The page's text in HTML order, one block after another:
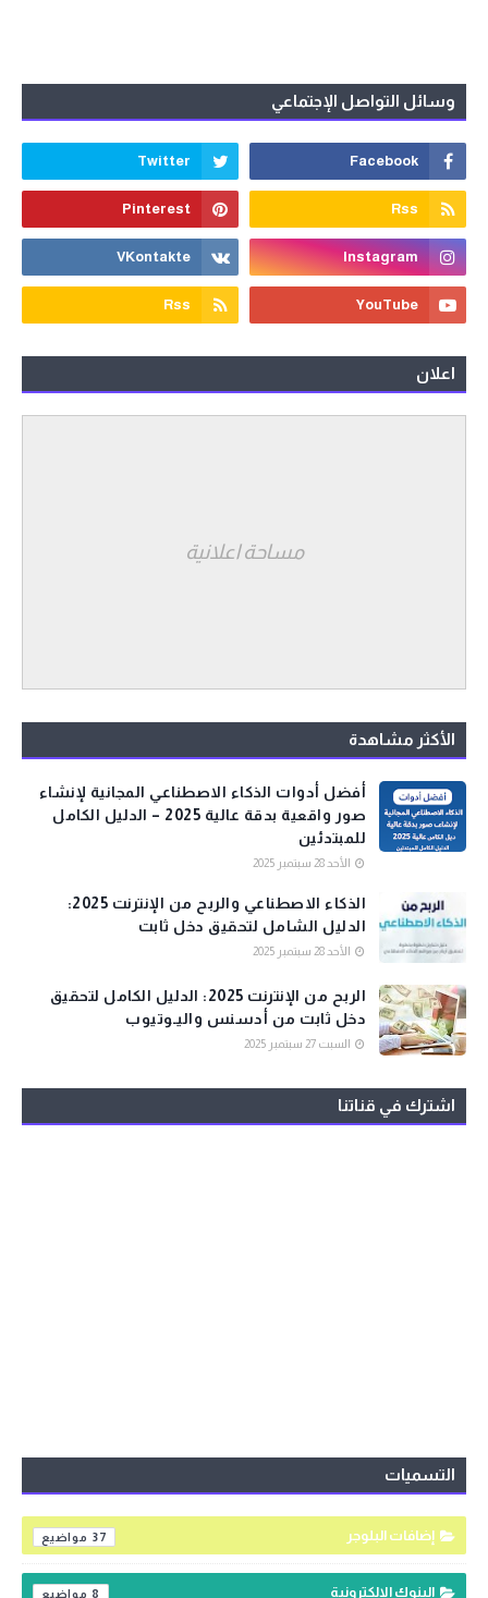
وسائل التواصل الإجتماعي
اعلان
مساحة اعلانية
الأكثر مشاهدة
أفضل أدوات الذكاء الاصطناعي المجانية لإنشاء
صور واقعية بدقة عالية 2025 – الدليل الكامل
للمبتدئين
الأحد 28 سبتمبر 2025
الذكاء الاصطناعي والربح من الإنترنت 2025:
الدليل الشامل لتحقيق دخل ثابت
الأحد 28 سبتمبر 2025
الربح من الإنترنت 2025: الدليل الكامل لتحقيق
دخل ثابت من أدسنس واليـوتيوب
السبت 27 سبتمبر 2025
اشترك في قناتنا
التسميات
إضافات البلوجر 37
البنوك الإلكترونية 8